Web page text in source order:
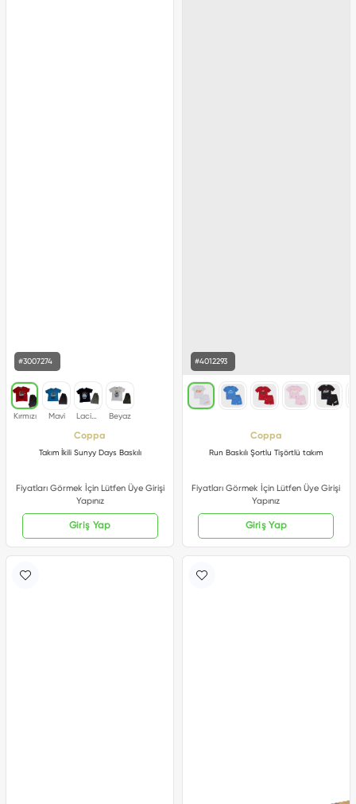
#3007274
Coppa
Takım İkili Sunyy Days Baskılı
Fiyatları Görmek İçin Lütfen Üye Girişi
Yapınız
Giriş Yap
#4012293
Coppa
Run Baskılı Şortlu Tişörtlü takım
Fiyatları Görmek İçin Lütfen Üye Girişi
Yapınız
Giriş Yap